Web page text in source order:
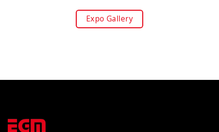
Expo Gallery